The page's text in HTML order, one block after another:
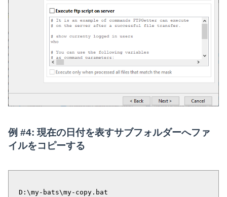
例 #4: 現在の日付を表すサブフォルダーへファ
イルをコピーする
D:\my-bats\my-copy.bat